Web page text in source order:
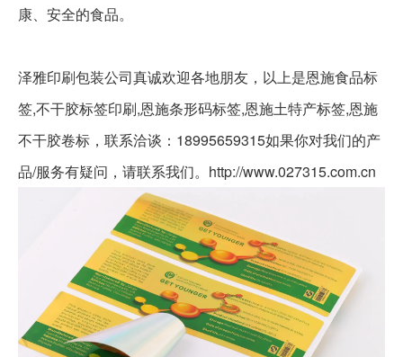
康、安全的食品。
泽雅印刷包装公司真诚欢迎各地朋友，以上是恩施食品标
签,不干胶标签印刷,恩施条形码标签,恩施土特产标签,恩施
不干胶卷标，联系洽谈：18995659315如果你对我们的产
品/服务有疑问，请联系我们。http://www.027315.com.cn